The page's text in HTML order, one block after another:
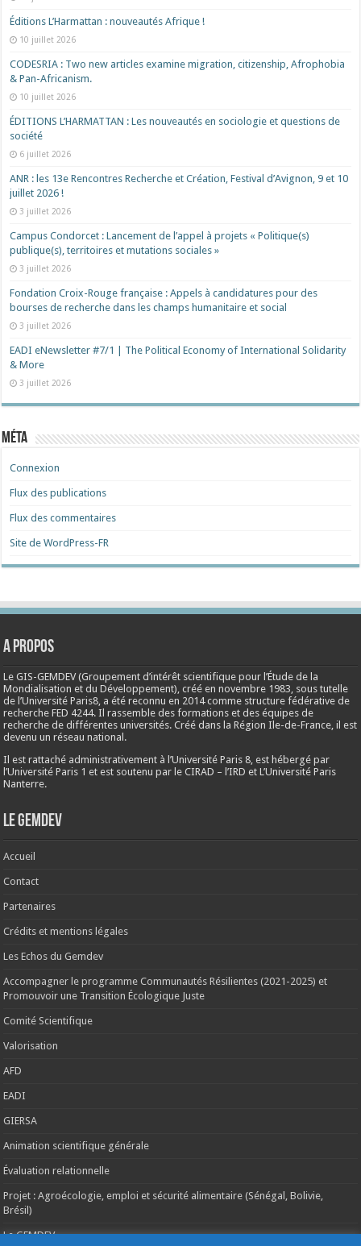
Éditions L’Harmattan : nouveautés Afrique !​
10 juillet 2026
CODESRIA : Two new articles examine migration, citizenship, Afrophobia
& Pan-Africanism.
10 juillet 2026
ÉDITIONS L’HARMATTAN : Les nouveautés en sociologie et questions de
société
6 juillet 2026
ANR : les 13e Rencontres Recherche et Création, Festival d’Avignon, 9 et 10
juillet 2026 !
3 juillet 2026
Campus Condorcet : Lancement de l’appel à projets « Politique(s)
publique(s), territoires et mutations sociales »
3 juillet 2026
Fondation Croix-Rouge française : Appels à candidatures pour des
bourses de recherche dans les champs humanitaire et social
3 juillet 2026
EADI eNewsletter #7/1 | The Political Economy of International Solidarity
& More
3 juillet 2026
Méta
Connexion
Flux des publications
Flux des commentaires
Site de WordPress-FR
A propos
Le GIS-GEMDEV (Groupement d’intérêt scientifique pour l’Étude de la
Mondialisation et du Développement), créé ennovembre 1983 , sous tutelle
de l’Université Paris8, a été reconnu en 2014 comme structure fédérative de
recherche FED 4244. Il rassemble des formations et des équipes de
recherche de différentes universités. Créé dans la Région Ile-de-France, il est
devenu un réseau national.
Il est rattaché administrativement à l’Université Paris 8, est hébergé par
l’Université Paris 1 et est soutenu par le CIRAD – l’IRD et L’Université Paris
Nanterre.
Le Gemdev
Accueil
Contact
Partenaires
Crédits et mentions légales
Les Echos du Gemdev
Accompagner le programme Communautés Résilientes (2021-2025) et
Promouvoir une Transition Écologique Juste
Comité Scientifique
Valorisation
AFD
EADI
GIERSA
Animation scientifique générale
Évaluation relationnelle
Projet : Agroécologie, emploi et sécurité alimentaire (Sénégal, Bolivie,
Brésil)
Le GEMDEV